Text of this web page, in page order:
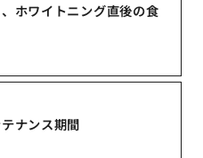
ホワイトニング直後の食
ナンス期間